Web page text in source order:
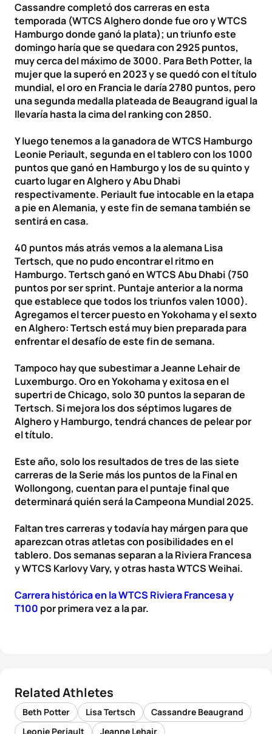
Cassandre completó dos carreras en esta
temporada (WTCS Alghero donde fue oro y WTCS
Hamburgo donde ganó la plata); un triunfo este
domingo haría que se quedara con 2925 puntos,
muy cerca del máximo de 3000. Para Beth Potter, la
mujer que la superó en 2023 y se quedó con el título
mundial, el oro en Francia le daría 2780 puntos, pero
una segunda medalla plateada de Beaugrand igual la
llevaría hasta la cima del ranking con 2850.
Y luego tenemos a la ganadora de WTCS Hamburgo
Leonie Periault, segunda en el tablero con los 1000
puntos que ganó en Hamburgo y los de su quinto y
cuarto lugar en Alghero y Abu Dhabi
respectivamente. Periault fue intocable en la etapa
a pie en Alemania, y este fin de semana también se
sentirá en casa.
40 puntos más atrás vemos a la alemana Lisa
Tertsch, que no pudo encontrar el ritmo en
Hamburgo. Tertsch ganó en WTCS Abu Dhabi (750
puntos por ser sprint. Puntaje anterior a la norma
que establece que todos los triunfos valen 1000).
Agregamos el tercer puesto en Yokohama y el sexto
en Alghero: Tertsch está muy bien preparada para
enfrentar el desafío de este fin de semana.
Tampoco hay que subestimar a Jeanne Lehair de
Luxemburgo. Oro en Yokohama y exitosa en el
supertri de Chicago, solo 30 puntos la separan de
Tertsch. Si mejora los dos séptimos lugares de
Alghero y Hamburgo, tendrá chances de pelear por
el título.
Este año, solo los resultados de tres de las siete
carreras de la Serie más los puntos de la Final en
Wollongong, cuentan para el puntaje final que
determinará quién será la Campeona Mundial 2025.
Faltan tres carreras y todavía hay márgen para que
aparezcan otras atletas con posibilidades en el
tablero. Dos semanas separan a la Riviera Francesa
y WTCS Karlovy Vary, y otras hasta WTCS Weihai.
Carrera histórica en la WTCS Riviera Francesa y
T100 por primera vez a la par.
Related Athletes
Beth Potter Lisa Tertsch
Cassandre Beaugrand
Leonie Periault
Jeanne Lehair